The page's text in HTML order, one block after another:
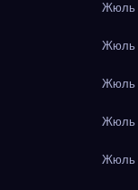
Жюль
Жюль
Жюль
Жюль
Жюль